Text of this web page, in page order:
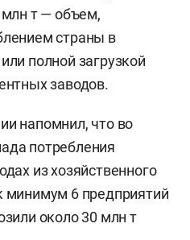
т — объем,
страны в
полной загрузкой
заводов.
напомнил, что во
потребления
из хозяйственного
минимум 6 предприятий
около 30 млн т